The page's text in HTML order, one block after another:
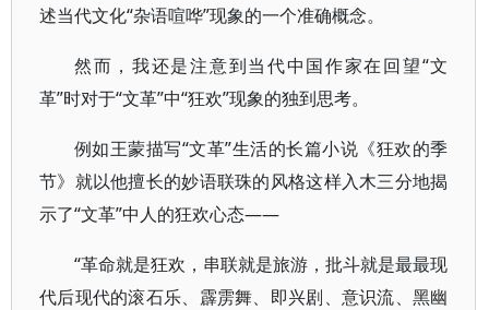
述当代文化“杂语喧哗”现象的一个准确概念。
然而，我还是注意到当代中国作家在回望“文
革”时对于“文革”中“狂欢”现象的独到思考。
例如王蒙描写“文革”生活的长篇小说《狂欢的季
节》就以他擅长的妙语联珠的风格这样入木三分地揭
示了“文革”中人的狂欢心态——
“革命就是狂欢，串联就是旅游，批斗就是最最现
代后现代的滚石乐、霹雳舞、即兴剧、意识流、黑幽